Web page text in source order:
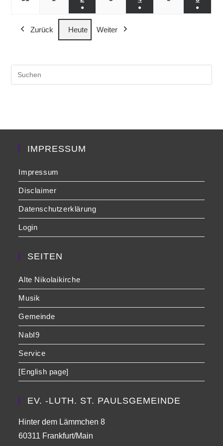
Veranstaltung)
Veranstaltung)
●
(1
Veranstaltung)
● ●
Zurück Heute Weiter
IMPRESSUM
Impressum
Disclaimer
Datenschutzerklärung
Login
SEITEN
Alte Nikolaikirche
Musik
Gemeinde
NabI9
Service
[English page]
EV. -LUTH. ST. PAULSGEMEINDE
Hinter dem Lämmchen 8
60311 Frankfurt/Main